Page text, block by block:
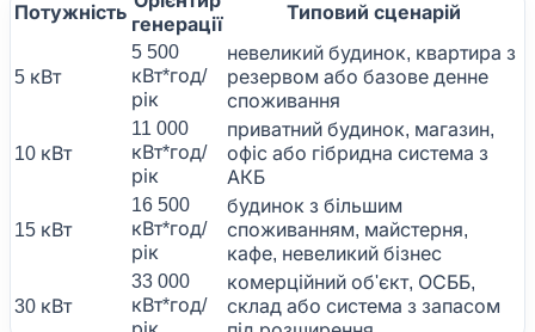
Потужність
генерації
Типовий сценарій
5 кВт
5 500
кВт*год/
рік
невеликий будинок, квартира з
резервом або базове денне
споживання
10 кВт
11 000
кВт*год/
рік
приватний будинок, магазин,
офіс або гібридна система з
АКБ
15 кВт
16 500
кВт*год/
рік
будинок з більшим
споживанням, майстерня,
кафе, невеликий бізнес
30 кВт
33 000
кВт*год/
комерційний об'єкт, ОСББ,
склад або система з запасом